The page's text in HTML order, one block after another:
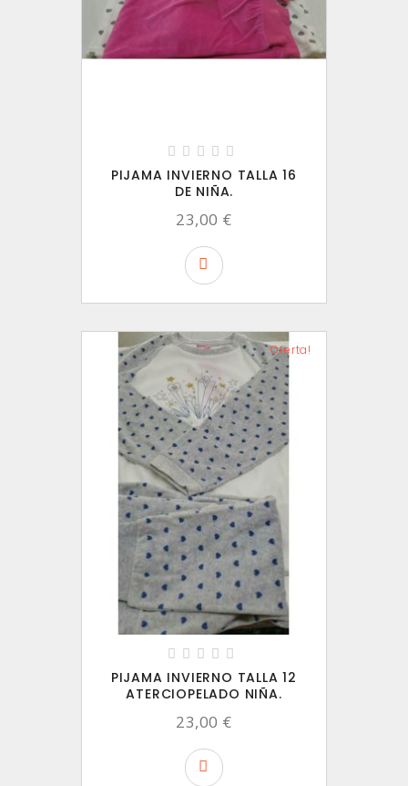
PIJAMA INVIERNO TALLA 16
DE NIÑA.
23,00 €
Oferta!
PIJAMA INVIERNO TALLA 12
ATERCIOPELADO NIÑA.
23,00 €